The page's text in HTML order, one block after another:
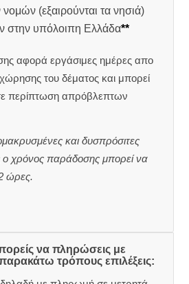
(εξαιρούνται τα νησιά)
στην υπόλοιπη Ελλάδα**
αφορά εργάσιμες ημέρες απο
του δέματος και μπορεί
περίπτωση απρόβλεπτων
και δυσπρόσιτες
ο χρόνος παράδοσης μπορεί να
ώρες.
να πληρώσεις με
τρόπους επιλέξεις: